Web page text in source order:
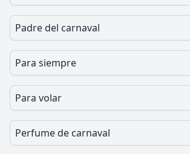
Padre del carnaval
Para siempre
Para volar
Perfume de carnaval